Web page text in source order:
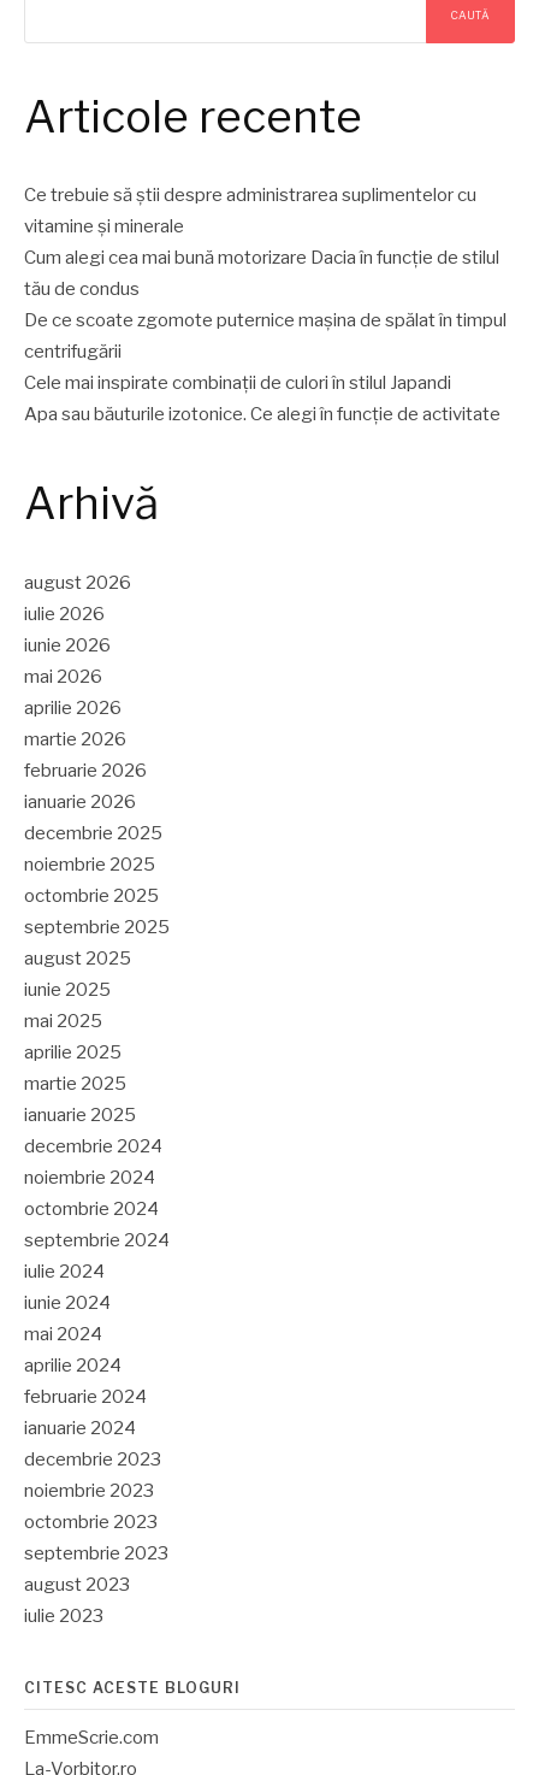
CAUTĂ
Articole recente
Ce trebuie să știi despre administrarea suplimentelor cu
vitamine și minerale
Cum alegi cea mai bună motorizare Dacia în funcție de stilul
tău de condus
De ce scoate zgomote puternice mașina de spălat în timpul
centrifugării
Cele mai inspirate combinații de culori în stilul Japandi
Apa sau băuturile izotonice. Ce alegi în funcție de activitate
Arhivă
august 2026
iulie 2026
iunie 2026
mai 2026
aprilie 2026
martie 2026
februarie 2026
ianuarie 2026
decembrie 2025
noiembrie 2025
octombrie 2025
septembrie 2025
august 2025
iunie 2025
mai 2025
aprilie 2025
martie 2025
ianuarie 2025
decembrie 2024
noiembrie 2024
octombrie 2024
septembrie 2024
iulie 2024
iunie 2024
mai 2024
aprilie 2024
februarie 2024
ianuarie 2024
decembrie 2023
noiembrie 2023
octombrie 2023
septembrie 2023
august 2023
iulie 2023
CITESC ACESTE BLOGURI
EmmeScrie.com
La-Vorbitor.ro